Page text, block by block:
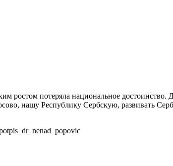
потеряла национальное достоинство.
нашу Республику Сербскую, развивать